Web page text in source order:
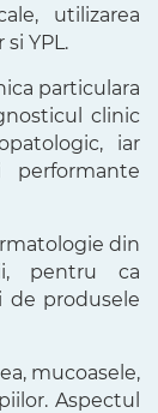
utilizarea
YPL.
particulara
clinic
iar
din
pentru ca
produsele
mucoasele,
Aspectul